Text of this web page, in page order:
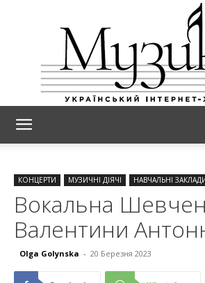
КОНЦЕРТИ МУЗИЧНІ ДІЯЧІ НАВЧАЛЬНІ
Вокальна
Валентини
Olga Golynska - 20 Березня 2023